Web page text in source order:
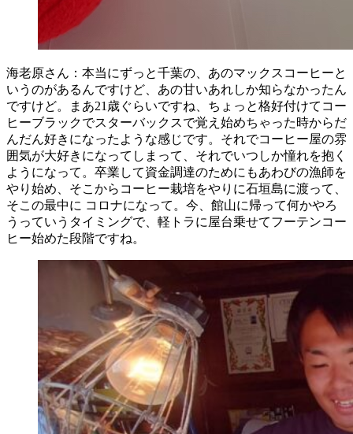
海老原さん：本当にずっと千葉の、あのマックスコーヒーと
いうのがあるんですけど、あの甘いあれしか知らなかったん
ですけど。まあ21歳ぐらいですね、ちょっと格好付けてコー
ヒーブラックでスターバックスで覚え始めちゃった時からだ
んだん好きになったような感じです。それでコーヒー屋の雰
囲気が大好きになってしまって、それでいつしか憧れを抱く
ようになって。卒業して資金調達のためにもあわびの漁師を
やり始め、そこからコーヒー栽培をやりに石垣島に渡って、
そこの最中に コロナになって。今、館山に帰って何かやろ
うっていうタイミングで、軽トラに屋台乗せてフーテンコー
ヒー始めた段階ですね。